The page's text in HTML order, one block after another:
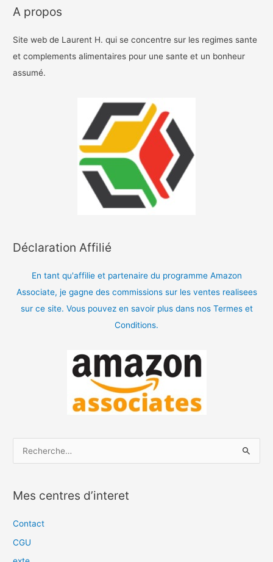
A propos
Site web de Laurent H. qui se concentre sur les regimes sante
et complements alimentaires pour une sante et un bonheur
assumé.
Déclaration Affilié
En tant qu'affilie et partenaire du programme Amazon
Associate, je gagne des commissions sur les ventes realisees
sur ce site. Vous pouvez en savoir plus dans nos Termes et
Conditions.
h
e
Mes centres d’interet
Contact
CGU